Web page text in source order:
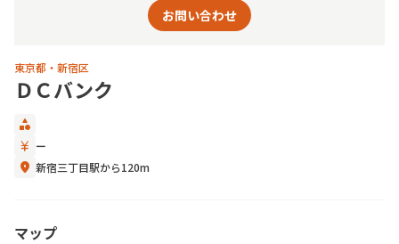
お問い合わせ
東京都・新宿区
ＤＣバンク
category
currency_yen ー
location_on 新宿三丁目駅から120m
マップ